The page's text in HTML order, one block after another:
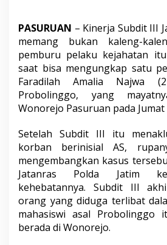
a
a
n
r
a
s
o
d
a
i
m
D
a
l
PASURUAN – Kinerja Subdit III
memang bukan kaleng-
pemburu pelaku kejahatan
saat bisa mengungkap satu
Faradilah Amalia Najwa
Probolinggo, yang
Wonorejo Pasuruan pada Jumat
Setelah Subdit III itu
korban berinisial AS,
mengembangkan kasus
Jatanras Polda Jatim
kehebatannya. Subdit III
orang yang diduga terlibat
mahasiswi asal Probolinggo
berada di Wonorejo.